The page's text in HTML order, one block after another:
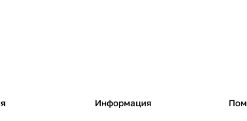
Информация